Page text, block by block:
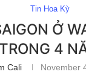
Tin Hoa Kỳ
Ở
TRONG 4
Cali November